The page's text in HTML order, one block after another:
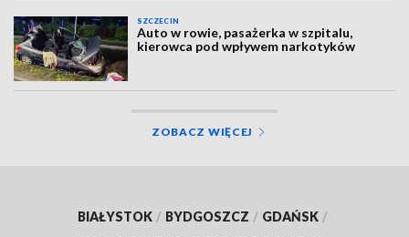
SZCZECIN
Auto w rowie, pasażerka w szpitalu,
kierowca pod wpływem narkotyków
ZOBACZ WIĘCEJ
BIAŁYSTOK / BYDGOSZCZ / GDAŃSK /